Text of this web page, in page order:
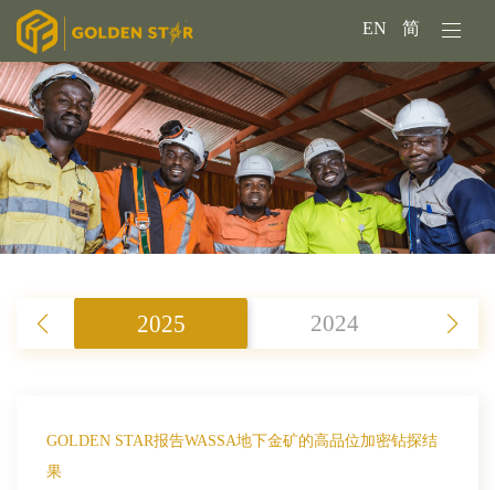
EN 简
2025 2024
GOLDEN STAR报告WASSA地下金矿的高品位加密钻探结
果